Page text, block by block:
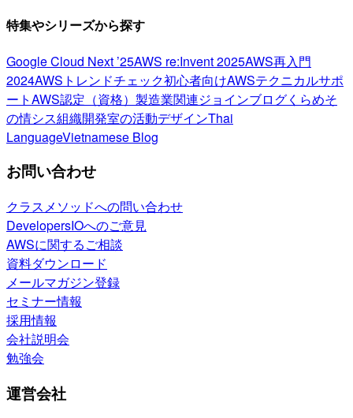
特集やシリーズから探す
Google Cloud Next ’25AWS re:Invent 2025AWS再入門
2024AWSトレンドチェック初心者向けAWSテクニカルサポ
ートAWS認定（資格） 製造業関連ジョインブログくらめそ
の情シス組織開発室の活動デザインThai
LanguageVietnamese Blog
お問い合わせ
クラスメソッドへの問い合わせ
DevelopersIOへのご意見
AWSに関するご相談
資料ダウンロード
メールマガジン登録
セミナー情報
採用情報
会社説明会
勉強会
運営会社